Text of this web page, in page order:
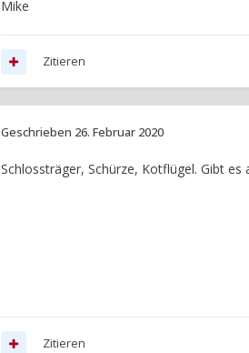
Mike
Zitieren
Geschrieben 26. Februar 2020
Schlossträger, Schürze, Kotflügel. Gibt
Zitieren